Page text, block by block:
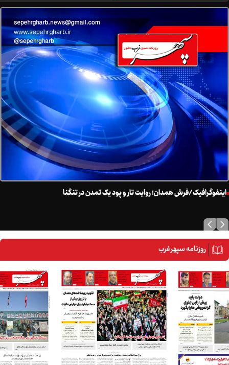
«مقاومت»؛ منظومه‌‌ای از میدان و خیابان تا دیپلماسی
«نجات بشریت»، رسالت یک ملت مبعوث‌شده
صنایع‌دستی همدان؛ از افتخار میراثی تا ضرورت راهبردی
مشت‌های اراده امت، از شهادت تا صلابت
کالا هست اما با چه قیمتی؟
از خبر جنگ تا فهم جنگ
اینفوگرافیک/همدان دارای رتبه دهم تولید گوشت قرمز در کشور
روزنامه سپهرغرب